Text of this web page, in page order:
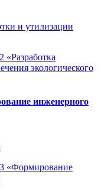
и утилизации
экологического
инженерного